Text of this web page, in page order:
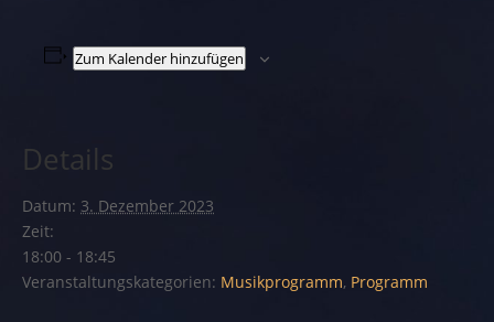
Zum Kalender hinzufügen
Details
Datum: 3. Dezember 2023
Zeit:
18:00 - 18:45
Veranstaltungskategorien: Musikprogramm, Programm